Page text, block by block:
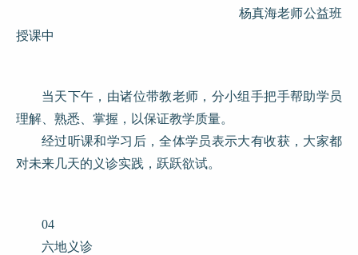
杨真海老师公益班
授课中
当天下午，由诸位带教老师，分小组手把手帮助学员
理解、熟悉、掌握，以保证教学质量。
经过听课和学习后，全体学员表示大有收获，大家都
对未来几天的义诊实践，跃跃欲试。
04
六地义诊